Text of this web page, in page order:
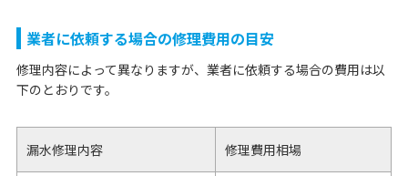
業者に依頼する場合の修理費用の目安
修理内容によって異なりますが、業者に依頼する場合の費用は以
下のとおりです。
漏水修理内容 修理費用相場